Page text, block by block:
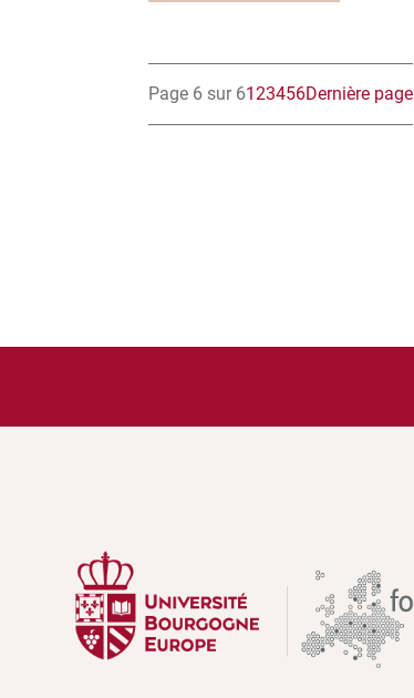
Page 6 sur 6123456Dernière page